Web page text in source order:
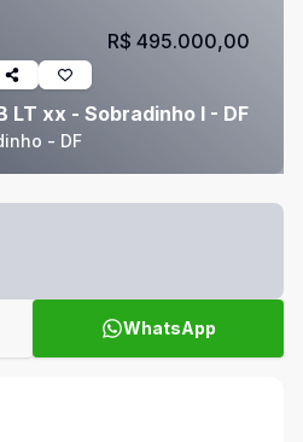
LT xx - Sobradinho I - DF
- DF
R$ 495.000,00
WhatsApp